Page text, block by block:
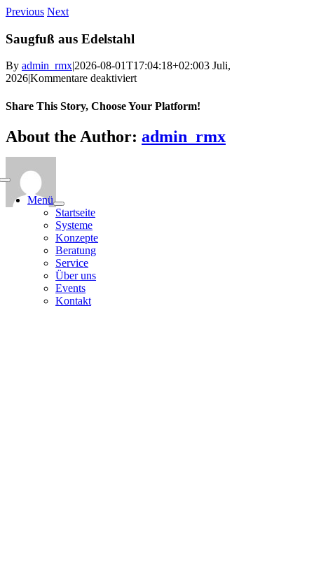
Skip
content
Menü
Startseite
Systeme
Konzepte
Beratung
Service
Über uns
Events
Kontakt
Previous Next
Saugfuß aus Edelstahl
By admin_rmx|2026-08-01T17:04:18+02:003 Juli,
2026|Kommentare deaktiviertfür
aus
Share This Story, Choose Your Platform!
Facebook
X
Bluesky
Reddit
LinkedIn
WhatsApp
Telegram
Tumblr
Pinterest
Xing
Email
About the Author: admin_rmx